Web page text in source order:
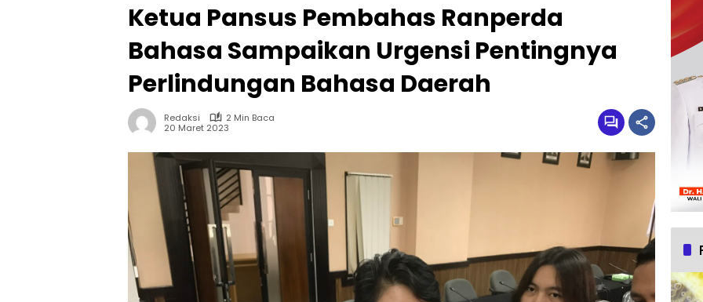
Ketua Pansus Pembahas Ranperda
Bahasa Sampaikan Urgensi Pentingnya
Perlindungan Bahasa Daerah
Redaksi
2 Min Baca
20 Maret 2023